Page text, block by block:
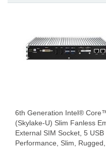
6th Generation Intel®
(Skylake-U) Slim Fanless
External SIM Socket, 5
Performance, Slim,